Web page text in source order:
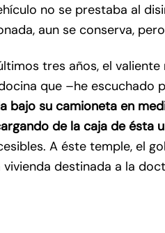
no se prestaba al
aun se conserva,
tres años, el
que –he escuchado
bajo su camioneta en
de la caja de ésta
A éste temple, el
vivienda destinada a la